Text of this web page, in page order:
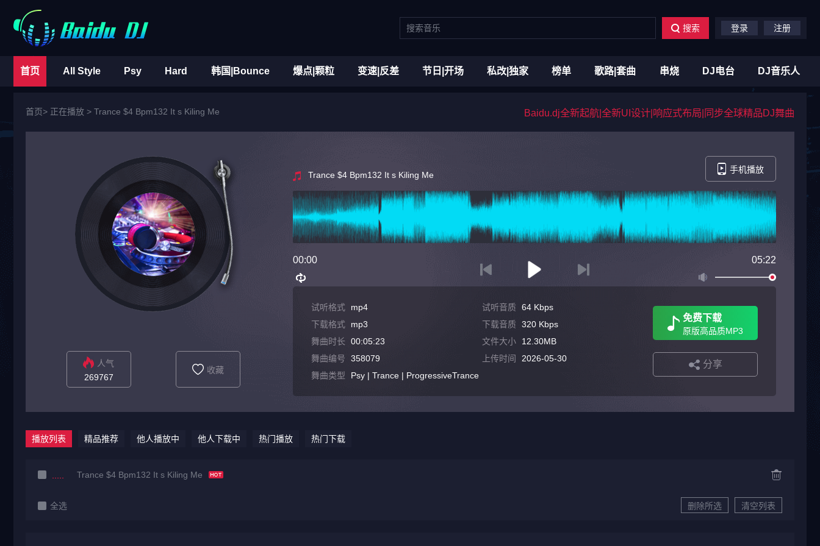
搜索 登录 注册
首页 All Style Psy Hard 韩国|Bounce 爆点|颗粒 变速|反差 节日|开场 私改|独家 榜单 歌路|套曲 串烧 DJ电台 DJ音乐人
首页> 正在播放 > Trance $4 Bpm132 It s Kiling Me Baidu.dj全新起航|全新UI设计|响应式布局|同步全球精品DJ舞曲
人气
269767
收藏
Trance $4 Bpm132 It s Kiling Me
手机播放
00:00 05:22
试听格式 mp4 试听音质 64 Kbps
下载格式
mp3 下载音质 320 Kbps
舞曲时长
00:05:23 文件大小
12.30MB
舞曲编号
358079 上传时间
2026-05-30
舞曲类型
Psy | Trance | ProgressiveTrance
免费下载
原版高品质MP3
分享
播放列表 精品推荐 他人播放中 他人下载中 热门播放 热门下载
Trance $4 Bpm132 It s Kiling Me
全选 删除所选 清空列表